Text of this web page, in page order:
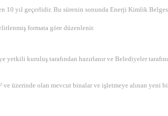
yıl geçerlidir. Bu sürenin sonunda Enerji Kimlik
formata göre düzenlenir.
kuruluş tarafından hazırlanır ve Belediyeler
üzerinde olan mevcut binalar ve işletmeye alınan